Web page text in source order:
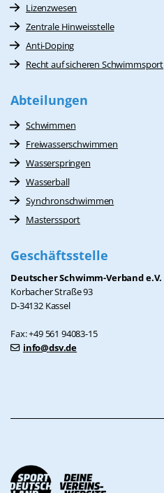
Lizenzwesen
Zentrale Hinweisstelle
Anti-Doping
Recht auf sicheren Schwimmsport
Abteilungen
Schwimmen
Freiwasserschwimmen
Wasserspringen
Wasserball
Synchronschwimmen
Masterssport
Geschäftsstelle
Deutscher Schwimm-Verband e.V.
Korbacher Straße 93
D-34132 Kassel
Fax: +49 561 94083-15
info@dsv.de